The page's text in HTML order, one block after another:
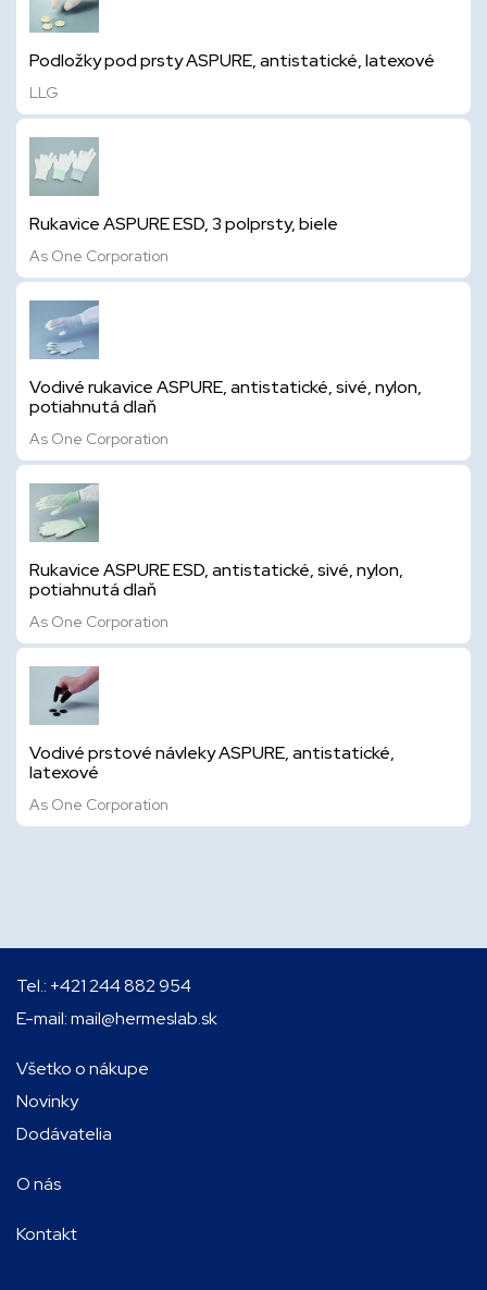
Podložky pod prsty ASPURE, antistatické, latexové
LLG
Rukavice ASPURE ESD, 3 polprsty, biele
As One Corporation
Vodivé rukavice ASPURE, antistatické, sivé, nylon,
potiahnutá dlaň
As One Corporation
Rukavice ASPURE ESD, antistatické, sivé, nylon,
potiahnutá dlaň
As One Corporation
Vodivé prstové návleky ASPURE, antistatické,
latexové
As One Corporation
Tel.: +421 244 882 954
E-mail:mail@hermeslab.sk
Všetko o nákupe
Novinky
Dodávatelia
O nás
Kontakt